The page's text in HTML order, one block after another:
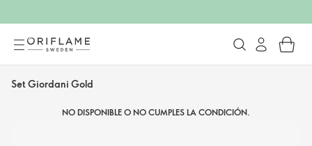
Set Giordani Gold
NO DISPONIBLE O NO CUMPLES LA CONDICIÓN.